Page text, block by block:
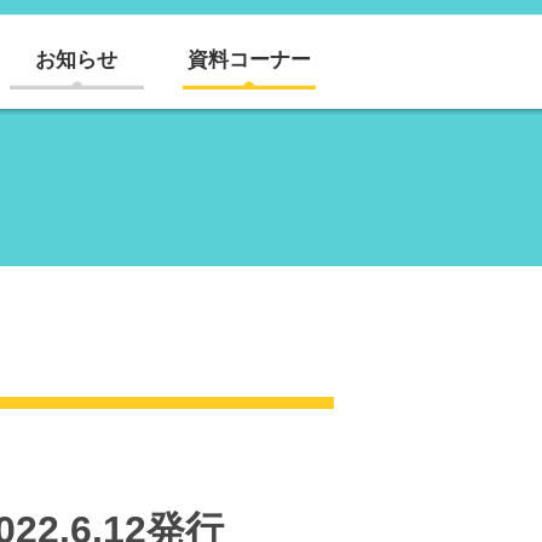
お知らせ 資料コーナー
発行